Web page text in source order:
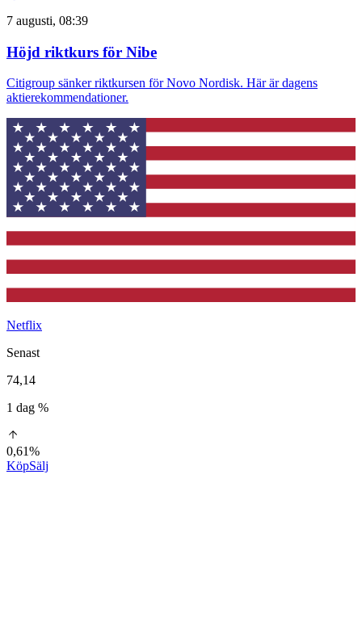
7 augusti, 08:39
Höjd riktkurs för Nibe
Citigroup sänker riktkursen för Novo Nordisk. Här är dagens
aktierekommendationer.
Netflix
Senast
74,14
1 dag %
0,61%
KöpSälj